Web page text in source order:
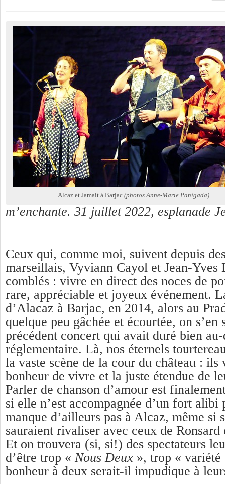
Alcaz et Jamait à Barjac (photos Anne-Marie Panigada)
m’enchante. 31 juillet 2022, esplanade
Ceux qui, comme moi, suivent depuis
marseillais, Vyviann Cayol et Jean-Yves
comblés : vivre en direct des noces de
rare, appréciable et joyeux événement.
d’Alacaz à Barjac, en 2014, alors au
quelque peu gâchée et écourtée, on
précédent concert qui avait duré bien
réglementaire. Là, nos éternels
la vaste scène de la cour du château :
bonheur de vivre et la juste étendue de
Parler de chanson d’amour est
si elle n’est accompagnée d’un fort alibi
manque d’ailleurs pas à Alcaz, même si
sauraient rivaliser avec ceux de
Et on trouvera (si, si!) des spectateurs
d’être trop « Nous Deux », trop «
bonheur à deux serait-il impudique à